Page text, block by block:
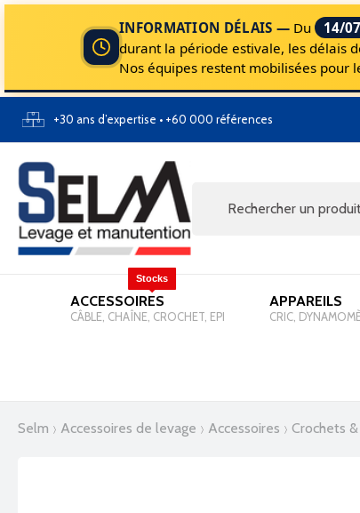
INFORMATION DÉLAIS — Du 14/
durant la période estivale, les délais
Nos équipes restent mobilisées pour
+30 ans d’expertise • +60 000 références
ACCESSOIRES
Stocks
CÂBLE, CHAÎNE, CROCHET, EPI
APPAREILS
CRIC,
selm accessoires de levage accessoires crochets